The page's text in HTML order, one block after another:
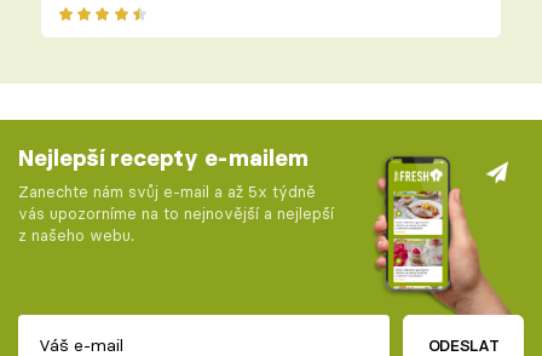
Nejlepší recepty e-mailem
Zanechte nám svůj e-mail a až 5x týdně
vás upozorníme na to nejnovější a nejlepší
z našeho webu.
ODESLAT